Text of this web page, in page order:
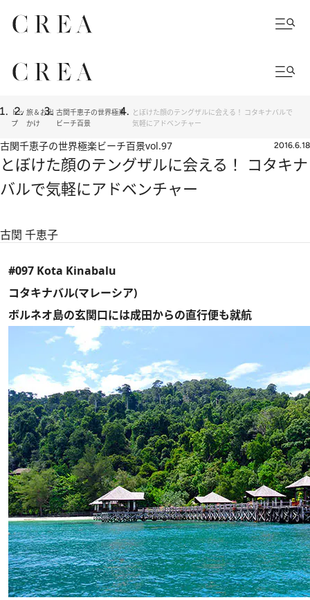
トッ
プ
旅＆お出
かけ
古関千恵子の世界極楽
ビーチ百景
とぼけた顔のテングザルに会える！ コタキナバルで
気軽にアドベンチャー
古関千恵子の世界極楽ビーチ百景vol.97 2016.6.18
とぼけた顔のテングザルに会える！ コタキナ
バルで気軽にアドベンチャー
古関 千恵子
#097 Kota Kinabalu
コタキナバル(マレーシア)
ボルネオ島の玄関口には成田からの直行便も就航